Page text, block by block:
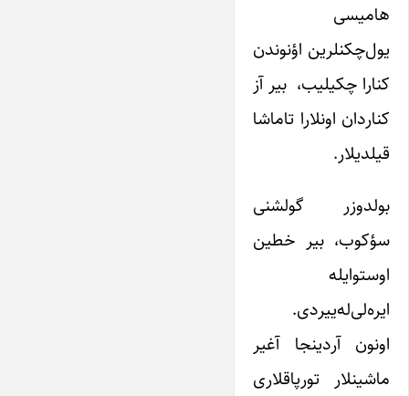
هامیسی
یول‌چکنلرین اؤنوندن
کنارا چکیلیب، بیر آز
کناردان اونلارا تاماشا
قیلدیلار.
بولدوزر گولشنی
سؤکوب، بیر خطین
اوستو‌ایله
ایره‌لی‌له‌ییردی.
اونون آردینجا آغیر
ماشینلار تورپاقلاری